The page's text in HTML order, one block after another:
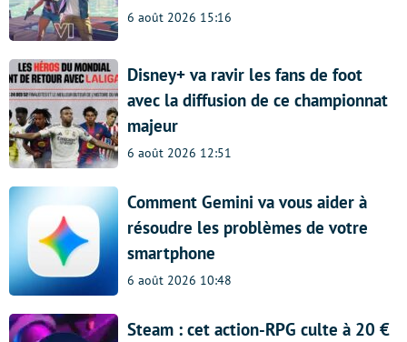
6 août 2026 15:16
Disney+ va ravir les fans de foot
avec la diffusion de ce championnat
majeur
6 août 2026 12:51
Comment Gemini va vous aider à
résoudre les problèmes de votre
smartphone
6 août 2026 10:48
Steam : cet action-RPG culte à 20 €